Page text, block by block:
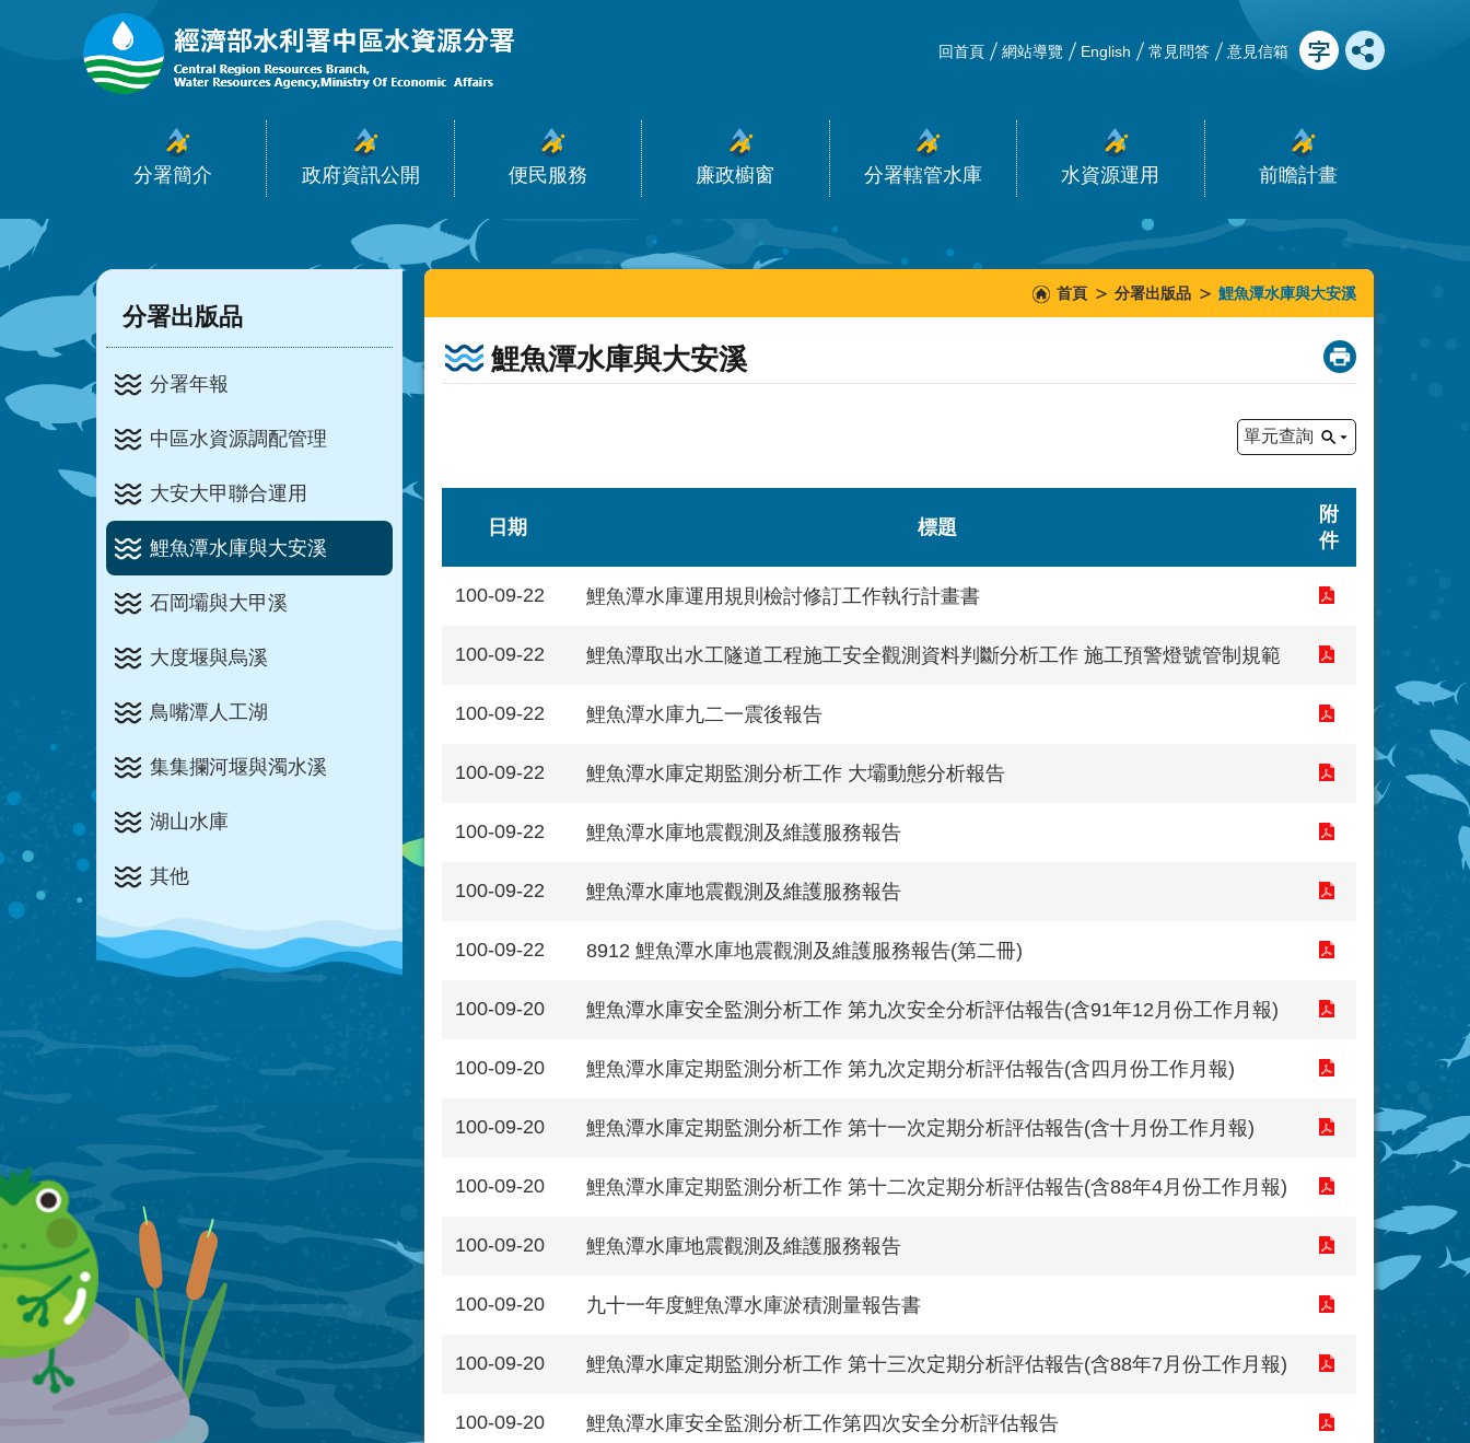
跳到主要內容區塊
回首頁 網站導覽 English 常見問答 意見信箱
分署簡介 政府資訊公開 便民服務 廉政櫥窗 分署轄管水庫 水資源運用 前瞻計畫
:::
分署出版品
分署年報
中區水資源調配管理
大安大甲聯合運用
鯉魚潭水庫與大安溪
石岡壩與大甲溪
大度堰與烏溪
鳥嘴潭人工湖
集集攔河堰與濁水溪
湖山水庫
其他
:::
首頁 分署出版品 鯉魚潭水庫與大安溪
鯉魚潭水庫與大安溪 _
單元查詢
日期 標題
附
件
100-09-22 鯉魚潭水庫運用規則檢討修訂工作執行計畫書
100-09-22 鯉魚潭取出水工隧道工程施工安全觀測資料判斷分析工作 施工預警燈號管制規範
100-09-22 鯉魚潭水庫九二一震後報告
100-09-22 鯉魚潭水庫定期監測分析工作 大壩動態分析報告
100-09-22 鯉魚潭水庫地震觀測及維護服務報告
100-09-22 鯉魚潭水庫地震觀測及維護服務報告
100-09-22 8912 鯉魚潭水庫地震觀測及維護服務報告(第二冊)
100-09-20 鯉魚潭水庫安全監測分析工作 第九次安全分析評估報告(含91年12月份工作月報)
100-09-20 鯉魚潭水庫定期監測分析工作 第九次定期分析評估報告(含四月份工作月報)
100-09-20 鯉魚潭水庫定期監測分析工作 第十一次定期分析評估報告(含十月份工作月報)
100-09-20 鯉魚潭水庫定期監測分析工作 第十二次定期分析評估報告(含88年4月份工作月報)
100-09-20 鯉魚潭水庫地震觀測及維護服務報告
100-09-20 九十一年度鯉魚潭水庫淤積測量報告書
100-09-20 鯉魚潭水庫定期監測分析工作 第十三次定期分析評估報告(含88年7月份工作月報)
100-09-20 鯉魚潭水庫安全監測分析工作第四次安全分析評估報告